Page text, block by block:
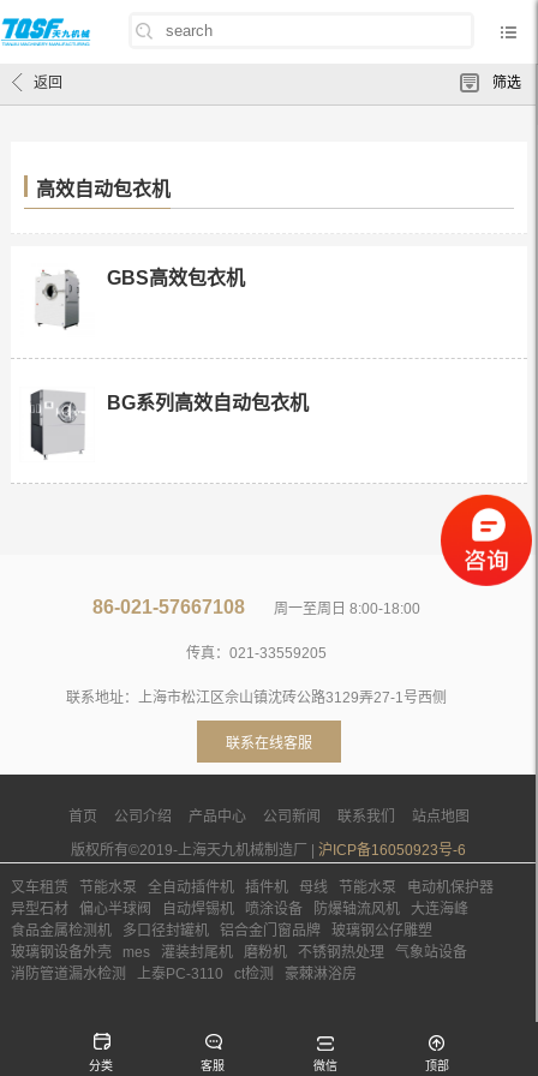
首页/产品中心 包衣机 /高效自动包衣机
返回 筛选
高效自动包衣机
GBS高效包衣机
BG系列高效自动包衣机
86-021-57667108 周一至周日 8:00-18:00
传真：021-33559205
联系地址：上海市松江区佘山镇沈砖公路3129弄27-1号西侧
联系在线客服
首页 公司介绍 产品中心 公司新闻 联系我们
站点地图
版权所有©2019-上海天九机械制造厂 |沪ICP备16050923号-6
叉车租赁 节能水泵 全自动插件机 插件机 母线 节能水泵
电动机保护器
异型石材
偏心半球阀 自动焊锡机 喷涂设备 防爆轴流风机
大连海峰
食品金属检测机
多口径封罐机 铝合金门窗品牌
玻璃钢公仔雕塑
玻璃钢设备外壳
mes 灌装封尾机 磨粉机 不锈钢热处理
气象站设备
消防管道漏水检测
上泰PC-3110 ct检测 豪棘淋浴房
分类 客服 微信 顶部